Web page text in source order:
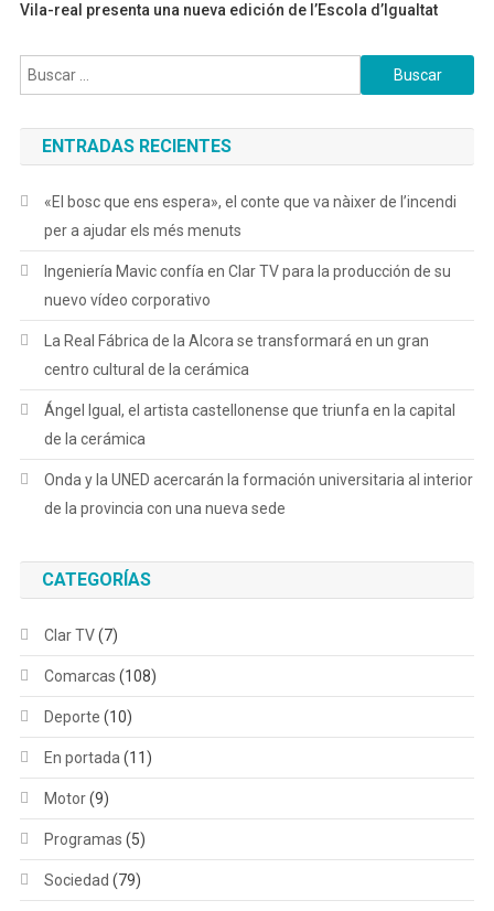
Vila-real presenta una nueva edición de l’Escola d’Igualtat
Buscar:
ENTRADAS RECIENTES
«El bosc que ens espera», el conte que va nàixer de l’incendi
per a ajudar els més menuts
Ingeniería Mavic confía en Clar TV para la producción de su
nuevo vídeo corporativo
La Real Fábrica de la Alcora se transformará en un gran
centro cultural de la cerámica
Ángel Igual, el artista castellonense que triunfa en la capital
de la cerámica
Onda y la UNED acercarán la formación universitaria al interior
de la provincia con una nueva sede
CATEGORÍAS
Clar TV(7)
Comarcas (108)
Deporte (10)
En portada(11)
Motor(9)
Programas (5)
Sociedad (79)